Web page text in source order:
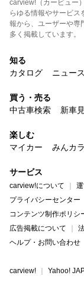
carview!（カービュー
らゆる情報やサービ
報から、ユーザーや専
多く掲載しています。
知る
カタログ
ニュース
買う・売る
中古車検索
新車
楽しむ
マイカー
みんカラ
サービス
carview!について
プライバシーセンター
コンテンツ制作ポリシ
広告掲載について
ヘルプ・お問い合わせ
carview! Yahoo!